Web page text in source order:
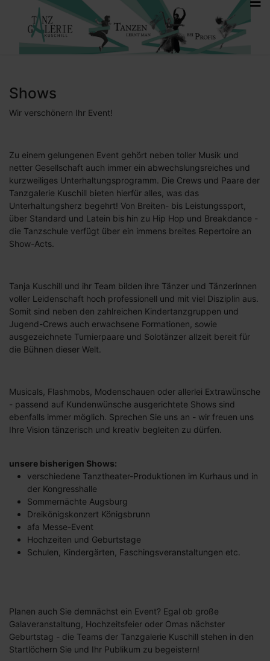
Shows
Wir verschönern Ihr Event!
Zu einem gelungenen Event gehört neben toller Musik und
netter Gesellschaft auch immer ein abwechslungsreiches und
kurzweiliges Unterhaltungsprogramm. Die Crews und Paare der
Tanzgalerie Kuschill bieten hierfür alles, was das
Unterhaltungsherz begehrt! Von Breiten- bis Leistungssport,
über Standard und Latein bis hin zu Hip Hop und Breakdance -
die Tanzschule verfügt über ein immens breites Repertoire an
Show-Acts.
Tanja Kuschill und ihr Team bilden ihre Tänzer und Tänzerinnen
voller Leidenschaft hoch professionell und mit viel Disziplin aus.
Somit sind neben den zahlreichen Kindertanzgruppen und
Jugend-Crews auch erwachsene Formationen, sowie
ausgezeichnete Turnierpaare und Solotänzer allzeit bereit für
die Bühnen dieser Welt.
Musicals, Flashmobs, Modenschauen oder allerlei Extrawünsche
- passend auf Kundenwünsche ausgerichtete Shows sind
ebenfalls immer möglich. Sprechen Sie uns an - wir freuen uns
Ihre Vision tänzerisch und kreativ begleiten zu dürfen.
unsere bisherigen Shows:
verschiedene Tanztheater-Produktionen im Kurhaus und in
der Kongresshalle
Sommernächte Augsburg
Dreikönigskonzert Königsbrunn
afa Messe-Event
Hochzeiten und Geburtstage
Schulen, Kindergärten, Faschingsveranstaltungen etc.
Planen auch Sie demnächst ein Event? Egal ob große
Galaveranstaltung, Hochzeitsfeier oder Omas nächster
Geburtstag - die Teams der Tanzgalerie Kuschill stehen in den
Startlöchern Sie und Ihr Publikum zu begeistern!